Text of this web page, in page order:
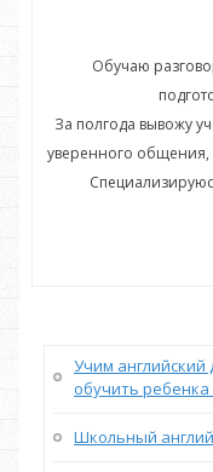
Обучаю
За полгода вывожу
уверенного
Учим английский
обучить ребенка
Школьный